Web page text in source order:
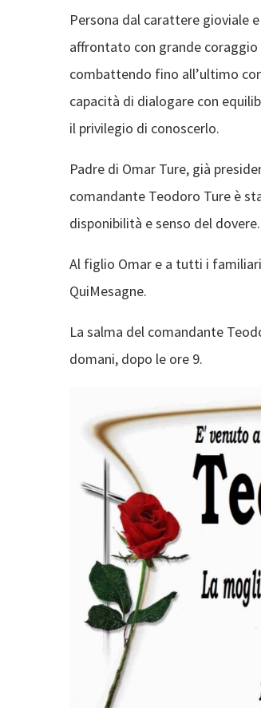
Persona dal carattere gioviale
affrontato con grande
combattendo fino all’ultimo
capacità di dialogare con
il privilegio di conoscerlo.
Padre di Omar Ture, già
comandante Teodoro Ture è
disponibilità e senso del dovere.
Al figlio Omar e a tutti i
QuiMesagne.
La salma del comandante
domani, dopo le ore 9.